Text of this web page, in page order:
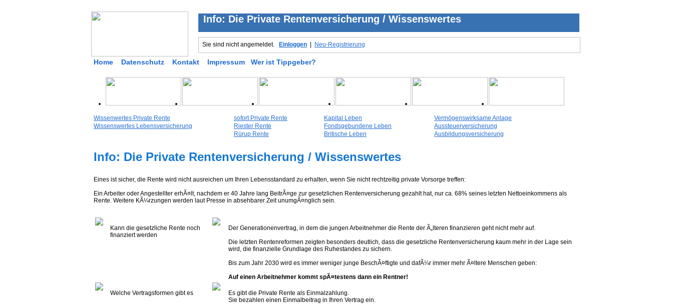
Info: Die Private Rentenversicherung / Wissenswertes
Sie sind nicht angemeldet. Einloggen Neu-Registrierung
Home Datenschutz Kontakt Impressum Wer ist Tippgeber?
Wissenwertes Private Rente
Wissenswertes Lebensversicherung
sofort Private Rente
Riester Rente
Rürup Rente
Kapital Leben
Fondsgebundene Leben
Britische Leben
Vermögenswirksame Anlage
Aussteuerversicherung
Ausbildungsversicherung
Info: Die Private Rentenversicherung / Wissenswertes
Eines ist sicher, die Rente wird nicht ausreichen um Ihren Lebensstandard zu erhalten, wenn Sie nicht rechtzeitig private Vorsorge treffen:
Ein Arbeiter oder Angestellter erhÃ¤lt, nachdem er 40 Jahre lang BeitrÃ¤ge zur gesetzlichen Rentenversicherung gezahlt hat, nur ca. 68% seines letzten Nettoeinkommens als
Rente. Weitere KÃ¼rzungen werden laut Presse in absehbarer Zeit unumgÃ¤nglich sein.
Kann die gesetzliche Rente noch
finanziert werden
Der Generationenvertrag, in dem die jungen Arbeitnehmer die Rente der Ã„lteren finanzieren geht nicht mehr auf.
Die letzten Rentenreformen zeigten besonders deutlich, dass die gesetzliche Rentenversicherung kaum mehr in der Lage sein
wird, die finanzielle Grundlage des Ruhestandes zu sichern.
Bis zum Jahr 2030 wird es immer weniger junge BeschÃ¤ftigte und dafÃ¼r immer mehr Ã¤ltere Menschen geben:
Auf einen Arbeitnehmer kommt spÃ¤testens dann ein Rentner!
Welche Vertragsformen gibt es
Es gibt die Private Rente als Einmalzahlung.
Sie bezahlen einen Einmalbeitrag in Ihren Vertrag ein.